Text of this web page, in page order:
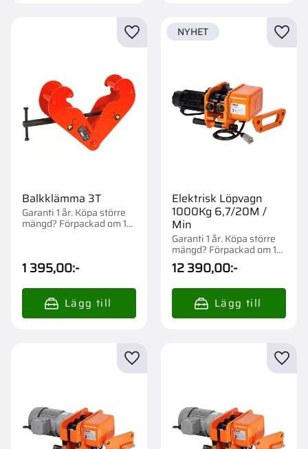
Balkklämma 3T
Garanti 1 år. Köpa större
mängd? Förpackad om 1
1 395,00:-
Lägg till i favoriter
Elektrisk Löpvagn
1000Kg 6,7/20M /
Min
Garanti 1 år. Köpa större
mängd? Förpackad om 1
st.
12 390,00:-
NYHET
Lägg till i favoriter